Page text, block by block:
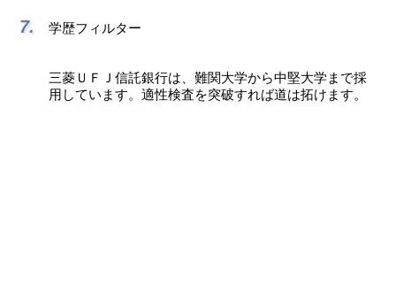
学歴フィルター
三菱ＵＦＪ信託銀行は、難関大学から中堅大学まで採
用しています。適性検査を突破すれば道は拓けます。